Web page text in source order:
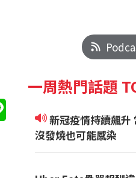
一周熱門話題
新冠疫情持續飆升 常見八大症狀
沒發燒也可能感染